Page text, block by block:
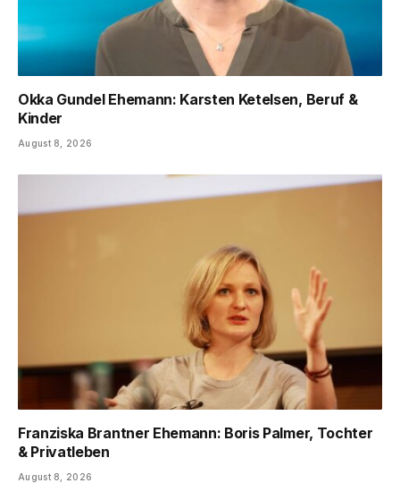
Okka Gundel Ehemann: Karsten Ketelsen, Beruf &
Kinder
August 8, 2026
Franziska Brantner Ehemann: Boris Palmer, Tochter
& Privatleben
August 8, 2026